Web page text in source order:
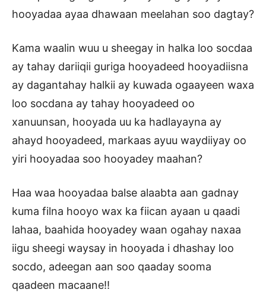
hooyadaa ayaa dhawaan meelahan soo dagtay?
Kama waalin wuu u sheegay in halka loo socdaa
ay tahay dariiqii guriga hooyadeed hooyadiisna
ay dagantahay halkii ay kuwada ogaayeen waxa
loo socdana ay tahay hooyadeed oo
xanuunsan, hooyada uu ka hadlayayna ay
ahayd hooyadeed, markaas ayuu waydiiyay oo
yiri hooyadaa soo hooyadey maahan?
Haa waa hooyadaa balse alaabta aan gadnay
kuma filna hooyo wax ka fiican ayaan u qaadi
lahaa, baahida hooyadey waan ogahay naxaa
iigu sheegi waysay in hooyada i dhashay loo
socdo, adeegan aan soo qaaday sooma
qaadeen macaane!!